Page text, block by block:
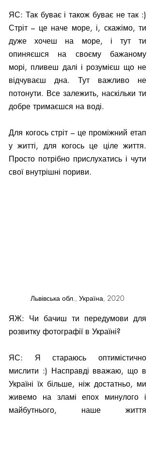
ЯС: Так буває і також буває не так :)
Стріт – це наче море, і, скажімо, ти
дуже хочеш на море, і тут ти
опиняєшся на своєму бажаному
морі, пливеш далі і розумієш що не
відчуваєш дна. Тут важливо не
потонути. Все залежить, наскільки ти
добре тримаєшся на воді.
Для когось стріт – це проміжний етап
у житті, для когось це ціле життя.
Просто потрібно прислухатись і чути
свої внутрішні пориви.
Львівська обл., Україна, 2020
ЯЖ: Чи бачиш ти передумови для
розвитку фотографії в Україні?
ЯС: Я стараюсь оптимістично
мислити :) Насправді вважаю, що в
Україні їх більше, ніж достатньо, ми
живемо на зламі епох минулого і
майбутнього, наше життя